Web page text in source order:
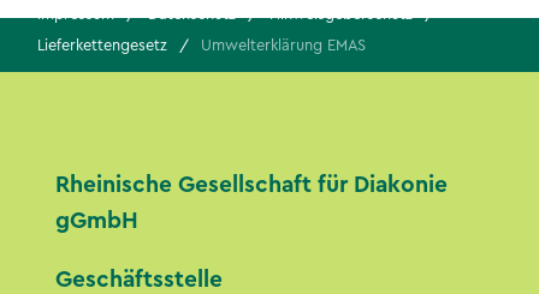
Lieferkettengesetz Umwelterklärung EMAS
Rheinische Gesellschaft für Diakonie
gGmbH
Geschäftsstelle